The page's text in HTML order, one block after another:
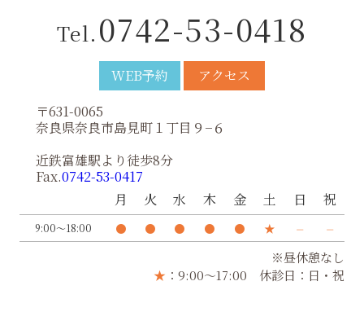
Tel.0742-53-0418
WEB予約
アクセス
〒631-0065
奈良県奈良市島見町１丁目９−６
近鉄富雄駅より徒歩8分
Fax.0742-53-0417
月
火 水 木 金 土 日 祝
9:00〜18:00 ● ● ● ● ● ★ ⏤ ⏤
※昼休憩なし
★ ：9:00〜17:00 休診日：日・祝